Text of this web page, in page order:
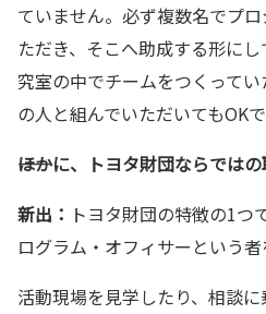
ていません。必ず複数名でプ
ただき、そこへ助成する形に
究室の中でチームをつくって
の人と組んでいただいてもOKで
――ほかに、トヨタ財団ならでは
新出： トヨタ財団の特徴の1つ
ログラム・オフィサーという者
活動現場を見学したり、相談